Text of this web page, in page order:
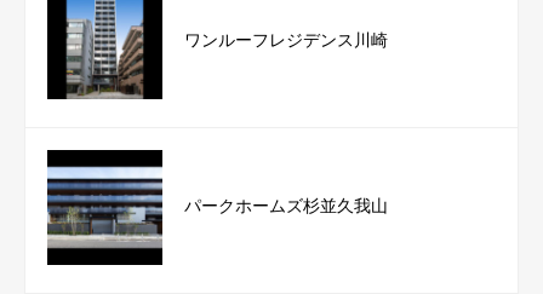
ワンルーフレジデンス川崎
パークホームズ杉並久我山